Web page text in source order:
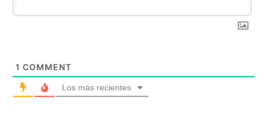
1 COMMENT
Los más recientes